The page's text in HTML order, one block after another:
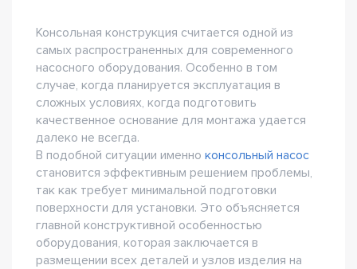
Консольная конструкция считается одной из
самых распространенных для современного
насосного оборудования. Особенно в том
случае, когда планируется эксплуатация в
сложных условиях, когда подготовить
качественное основание для монтажа удается
далеко не всегда.
В подобной ситуации именно консольный насос
становится эффективным решением проблемы,
так как требует минимальной подготовки
поверхности для установки. Это объясняется
главной конструктивной особенностью
оборудования, которая заключается в
размещении всех деталей и узлов изделия на